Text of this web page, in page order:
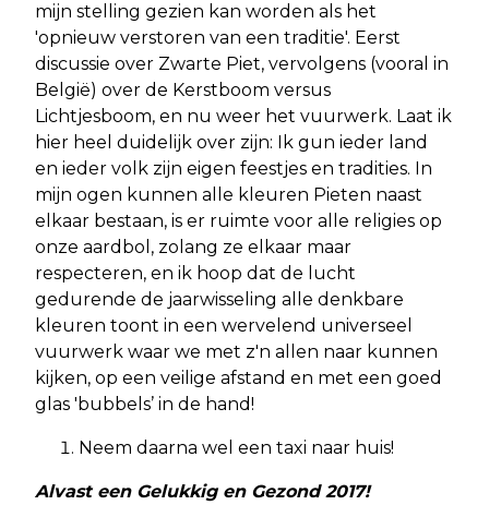
mijn stelling gezien kan worden als het
'opnieuw verstoren van een traditie'. Eerst
discussie over Zwarte Piet, vervolgens (vooral in
België) over de Kerstboom versus
Lichtjesboom, en nu weer het vuurwerk. Laat ik
hier heel duidelijk over zijn: Ik gun ieder land
en ieder volk zijn eigen feestjes en tradities. In
mijn ogen kunnen alle kleuren Pieten naast
elkaar bestaan, is er ruimte voor alle religies op
onze aardbol, zolang ze elkaar maar
respecteren, en ik hoop dat de lucht
gedurende de jaarwisseling alle denkbare
kleuren toont in een wervelend universeel
vuurwerk waar we met z'n allen naar kunnen
kijken, op een veilige afstand en met een goed
glas 'bubbels’ in de hand!
Neem daarna wel een taxi naar huis!
Alvast een Gelukkig en Gezond 2017!